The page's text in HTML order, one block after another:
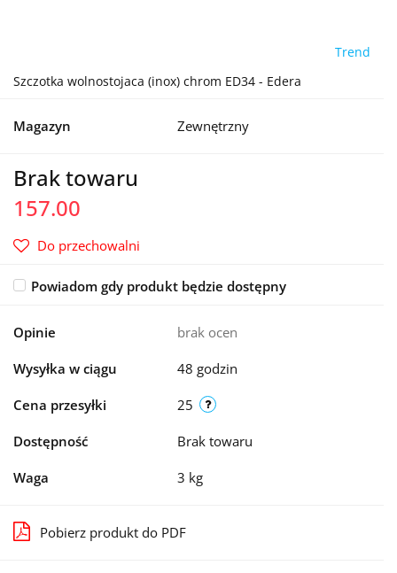
Trend
Szczotka wolnostojaca (inox) chrom ED34 - Edera
Magazyn Zewnętrzny
Brak towaru
157.00
Do przechowalni
Powiadom gdy produkt będzie dostępny
Opinie brak ocen
Wysyłka w ciągu 48 godzin
Cena przesyłki 25
Dostępność Brak towaru
Waga 3 kg
Pobierz produkt do PDF